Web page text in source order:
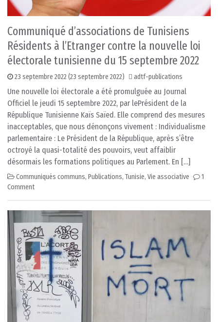
Communiqué d’associations de Tunisiens
Résidents à l’Etranger contre la nouvelle loi
électorale tunisienne du 15 septembre 2022
23 septembre 2022(23 septembre 2022) adtf-publications
Une nouvelle loi électorale a été promulguée au Journal
Officiel le jeudi 15 septembre 2022, par lePrésident de la
République Tunisienne Kaïs Saïed. Elle comprend des mesures
inacceptables, que nous dénonçons vivement : Individualisme
parlementaire : Le Président de la République, après s’être
octroyé la quasi-totalité des pouvoirs, veut affaiblir
désormais les formations politiques au Parlement. En […]
Communiqués communs, Publications, Tunisie, Vie associative
1
Comment